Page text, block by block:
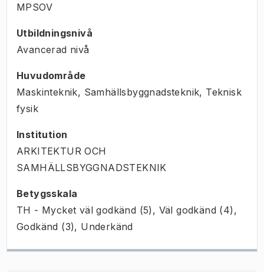
MPSOV
Utbildningsnivå
Avancerad nivå
Huvudområde
Maskinteknik, Samhällsbyggnadsteknik, Teknisk
fysik
Institution
ARKITEKTUR OCH
SAMHÄLLSBYGGNADSTEKNIK
Betygsskala
TH - Mycket väl godkänd (5), Väl godkänd (4),
Godkänd (3), Underkänd